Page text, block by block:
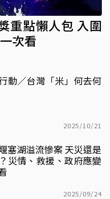
重點懶人包 入圍
次看
動／台灣「米」何去何
2025/10/21
塞湖溢流慘案 天災還是
災情、救援、政府應變
2025/09/24